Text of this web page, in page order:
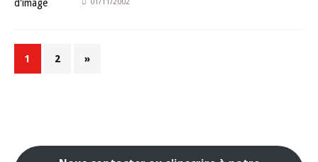
01/11/2002
1 2 »